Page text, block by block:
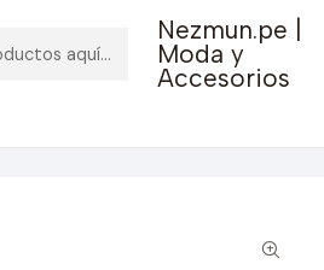
Nezmun.pe |
Moda y
Accesorios
por compras mayores a S/ 150